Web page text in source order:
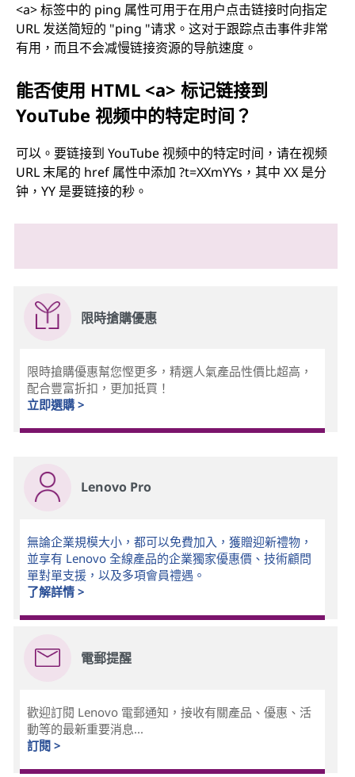
<a> 标签中的 ping 属性可用于在用户点击链接时向指定
URL 发送简短的 "ping "请求。这对于跟踪点击事件非常
有用，而且不会减慢链接资源的导航速度。
能否使用 HTML <a> 标记链接到
YouTube 视频中的特定时间？
可以。要链接到 YouTube 视频中的特定时间，请在视频
URL 末尾的 href 属性中添加 ?t=XXmYYs，其中 XX 是分
钟，YY 是要链接的秒。
限時搶購優惠
限時搶購優惠幫您慳更多，精選人氣產品性價比超高，
配合豐富折扣，更加抵買！
立即選購 >
Lenovo Pro
無論企業規模大小，都可以免費加入，獲贈迎新禮物，
並享有 Lenovo 全線產品的企業獨家優惠價、技術顧問
單對單支援，以及多項會員禮遇。
了解詳情 >
電郵提醒
歡迎訂閱 Lenovo 電郵通知，接收有關產品、優惠、活
動等的最新重要消息...
訂閱 >